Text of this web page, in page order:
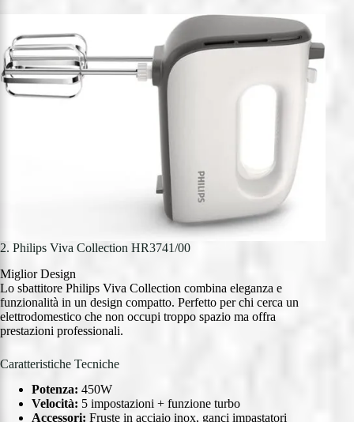
2. Philips Viva Collection HR3741/00
Miglior Design
Lo sbattitore Philips Viva Collection combina eleganza e
funzionalità in un design compatto. Perfetto per chi cerca un
elettrodomestico che non occupi troppo spazio ma offra
prestazioni professionali.
Caratteristiche Tecniche
Potenza: 450W
Velocità: 5 impostazioni + funzione turbo
Accessori: Fruste in acciaio inox, ganci impastatori